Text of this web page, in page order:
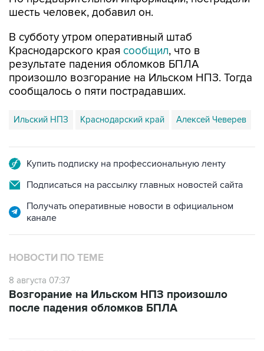
В субботу утром оперативный штаб
результате падения обломков БПЛА
произошло возгорание на Ильском НПЗ. Тогда
сообщалось о пяти пострадавших.
Ильский НПЗ Краснодарский край Алексей Чеверев
Подписаться на рассылку главных новостей сайта
Получать оперативные новости в официальном
НОВОСТИ ПО ТЕМЕ
8 августа 07:37
после падения обломков БПЛА